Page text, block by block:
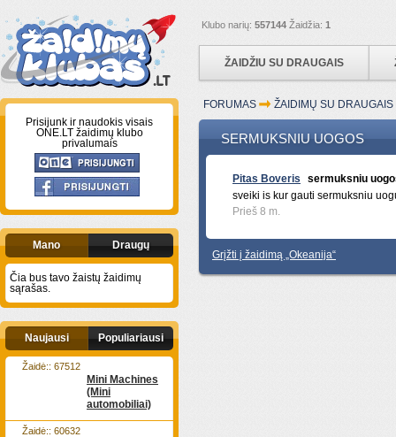
Klubo narių: 557144 Žaidžia: 1
ŽAIDŽIU SU DRAUGAIS
Prisijunk ir naudokis visais
ONE.LT žaidimų klubo
privalumais
Mano Draugų
Čia bus tavo žaistų žaidimų
sąrašas.
Naujausi Populiariausi
Mini Machines
(Mini
automobiliai)
Žaidė:: 67512
Žaidė:: 60632
FORUMAS ŽAIDIMŲ SU
SERMUKSNIU UOGOS
Pitas Boveris
sermuksniu
sveiki is kur gauti sermuksniu
Prieš 8 m.
Grįžti į žaidimą „Okeanija“